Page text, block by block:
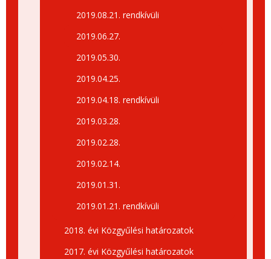
2019.08.21. rendkívüli
2019.06.27.
2019.05.30.
2019.04.25.
2019.04.18. rendkívüli
2019.03.28.
2019.02.28.
2019.02.14.
2019.01.31.
2019.01.21. rendkívüli
2018. évi Közgyűlési határozatok
2017. évi Közgyűlési határozatok